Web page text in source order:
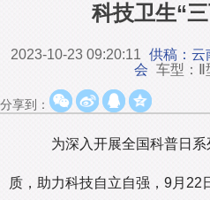
科技卫生“
2023-10-23 09:20:11 供稿：云
会 车型：Ⅱ
分享到：
为深入开展全国科普日
质，助力科技自立自强，9月22